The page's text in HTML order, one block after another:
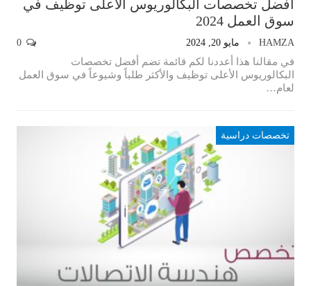
أفضل تخصصات البكالوريوس الأعلى توظيف في
سوق العمل 2024
HAMZA مايو 20, 2024
في مقالنا هذا أعددنا لكم قائمة تضم أفضل تخصصات
البكالوريوس الأعلى توظيف والأكثر طلباً وشيوعاً في سوق العمل
لعام…
تخصصات دراسية